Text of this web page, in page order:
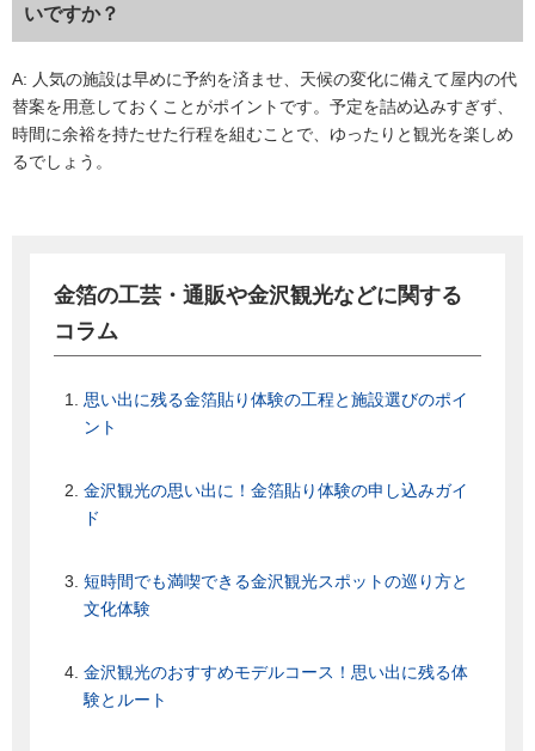
いですか？
A: 人気の施設は早めに予約を済ませ、天候の変化に備えて屋内の代
替案を用意しておくことがポイントです。予定を詰め込みすぎず、
時間に余裕を持たせた行程を組むことで、ゆったりと観光を楽しめ
るでしょう。
金箔の工芸・通販や金沢観光などに関する
コラム
思い出に残る金箔貼り体験の工程と施設選びのポイ
ント
金沢観光の思い出に！金箔貼り体験の申し込みガイ
ド
短時間でも満喫できる金沢観光スポットの巡り方と
文化体験
金沢観光のおすすめモデルコース！思い出に残る体
験とルート